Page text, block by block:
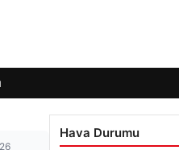
Hava Durumu